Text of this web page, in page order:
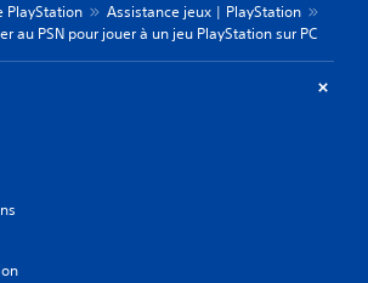
PlayStation
Assistance jeux | PlayStation
au PSN pour jouer à un jeu PlayStation sur PC